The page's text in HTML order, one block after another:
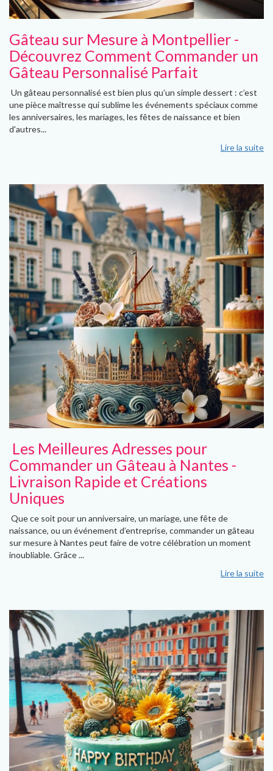
Gâteau sur Mesure à Montpellier -
Découvrez Comment Commander un
Gâteau Personnalisé Parfait
Un gâteau personnalisé est bien plus qu’un simple dessert : c’est
une pièce maîtresse qui sublime les événements spéciaux comme
les anniversaires, les mariages, les fêtes de naissance et bien
d'autres...
Lire la suite
Les Meilleures Adresses pour
Commander un Gâteau à Nantes -
Livraison Rapide et Créations
Uniques
Que ce soit pour un anniversaire, un mariage, une fête de
naissance, ou un événement d’entreprise, commander un gâteau
sur mesure à Nantes peut faire de votre célébration un moment
inoubliable. Grâce ...
Lire la suite